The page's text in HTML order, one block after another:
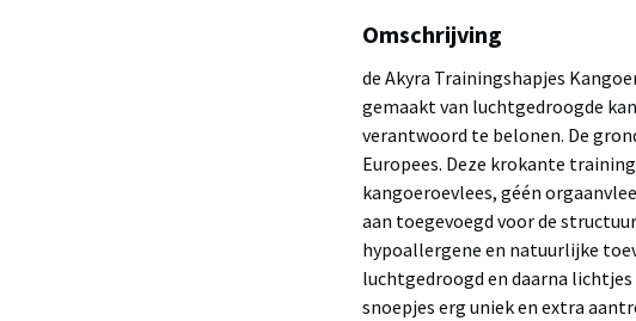
Omschrijving
de Akyra Trainingshapjes
gemaakt van luchtgedroogde
verantwoord te belonen. De
Europees. Deze krokante
kangoeroevlees, géén
aan toegevoegd voor de
hypoallergene en natuurlijke
luchtgedroogd en daarna
snoepjes erg uniek en extra